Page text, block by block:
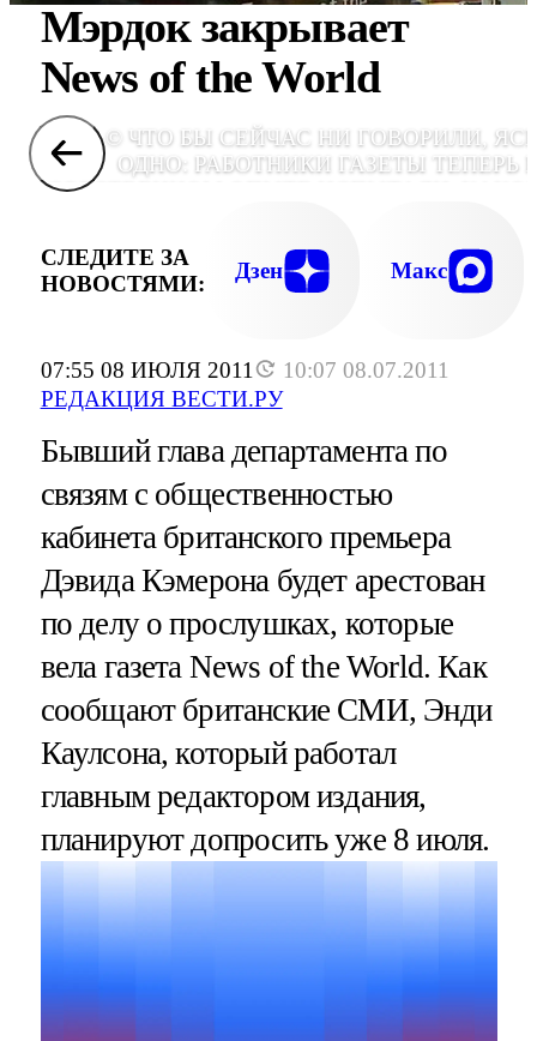
07:55 08 ИЮЛЯ 2011
10:07 08.07.2011
РЕДАКЦИЯ ВЕСТИ.РУ
Мэрдок закрывает
News of the World
© ЧТО БЫ СЕЙЧАС НИ ГОВОРИЛИ,
ОДНО: РАБОТНИКИ ГАЗЕТЫ ТЕПЕРЬ
СОБСТВЕННОМ ОПЫТЕ ИСПЫТАЛИ,
СЛЕДИТЕ ЗА
НОВОСТЯМИ:
Дзен Макс
Бывший глава департамента по
связям с общественностью
кабинета британского премьера
Дэвида Кэмерона будет арестован
по делу о прослушках, которые
вела газета News of the World. Как
сообщают британские СМИ, Энди
Каулсона, который работал
главным редактором издания,
планируют допросить уже 8 июля.